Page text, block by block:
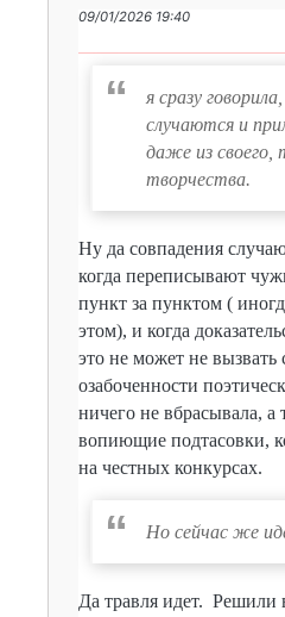
09/01/2026 19:40
я сразу
случаются и
даже из своего,
творчества.
Ну да совпадения
когда переписывают
пункт за пунктом (
этом), и когда
это не может не вызвать
озабоченности
ничего не вбрасывала, а
вопиющие подтасовки,
на честных конкурсах.
Но сейчас же
Да травля идет. Решили